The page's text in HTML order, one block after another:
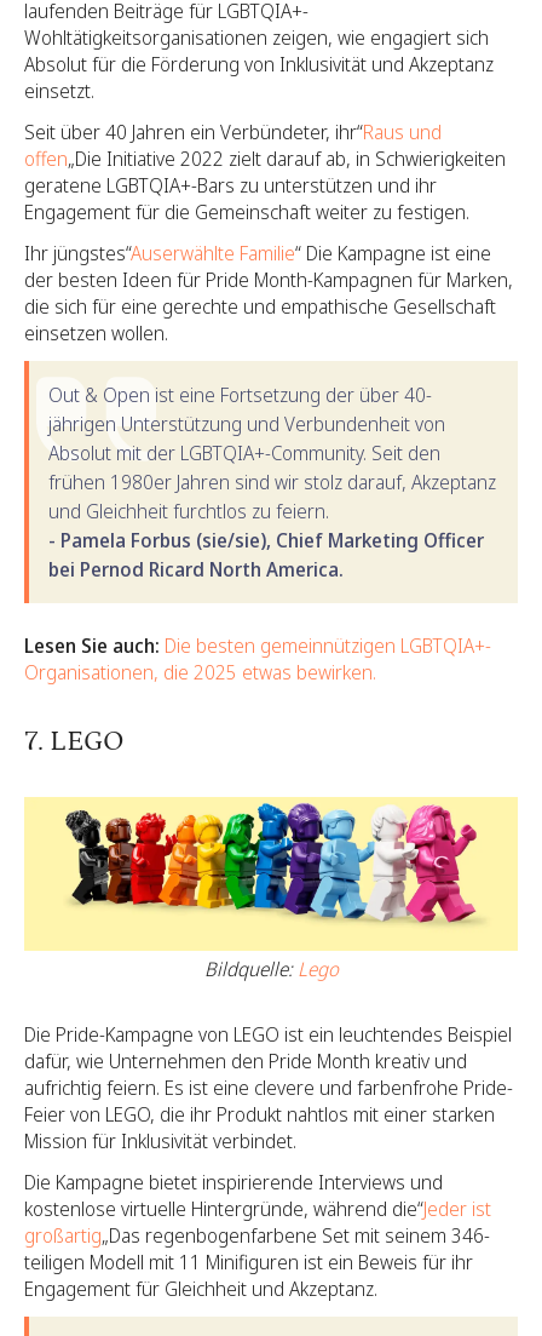
laufenden Beiträge für LGBTQIA+-
Wohltätigkeitsorganisationen zeigen, wie engagiert sich
Absolut für die Förderung von Inklusivität und Akzeptanz
einsetzt.
Seit über 40 Jahren ein Verbündeter, ihr“Raus und
offen„Die Initiative 2022 zielt darauf ab, in Schwierigkeiten
geratene LGBTQIA+-Bars zu unterstützen und ihr
Engagement für die Gemeinschaft weiter zu festigen.
Ihr jüngstes“Auserwählte Familie“ Die Kampagne ist eine
der besten Ideen für Pride Month-Kampagnen für Marken,
die sich für eine gerechte und empathische Gesellschaft
einsetzen wollen.
Out & Open ist eine Fortsetzung der über 40-
jährigen Unterstützung und Verbundenheit von
Absolut mit der LGBTQIA+-Community. Seit den
frühen 1980er Jahren sind wir stolz darauf, Akzeptanz
und Gleichheit furchtlos zu feiern.
- Pamela Forbus (sie/sie), Chief Marketing Officer
bei Pernod Ricard North America.
Lesen Sie auch: Die besten gemeinnützigen LGBTQIA+-
Organisationen, die 2025 etwas bewirken.
7. LEGO
Bildquelle:Lego
Die Pride-Kampagne von LEGO ist ein leuchtendes Beispiel
dafür, wie Unternehmen den Pride Month kreativ und
aufrichtig feiern. Es ist eine clevere und farbenfrohe Pride-
Feier von LEGO, die ihr Produkt nahtlos mit einer starken
Mission für Inklusivität verbindet.
Die Kampagne bietet inspirierende Interviews und
kostenlose virtuelle Hintergründe, während die“Jeder ist
großartig„Das regenbogenfarbene Set mit seinem 346-
teiligen Modell mit 11 Minifiguren ist ein Beweis für ihr
Engagement für Gleichheit und Akzeptanz.